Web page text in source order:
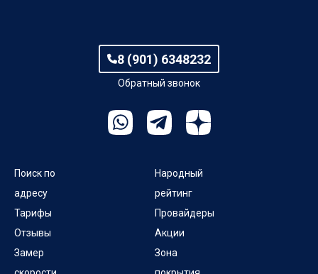
8 (901) 6348232
Обратный звонок
Поиск по
адресу
Тарифы
Отзывы
Замер
Народный
рейтинг
Провайдеры
Акции
Зона